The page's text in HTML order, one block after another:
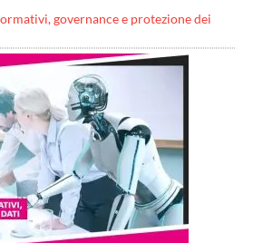
governance e protezione dei